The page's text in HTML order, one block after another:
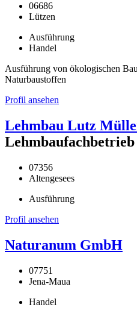
06686
Lützen
Ausführung
Handel
Ausführung von ökologischen
Naturbaustoffen
Profil ansehen
Lehmbau Lutz
Lehmbaufachbetrieb
07356
Altengesees
Ausführung
Profil ansehen
Naturanum GmbH
07751
Jena-Maua
Handel